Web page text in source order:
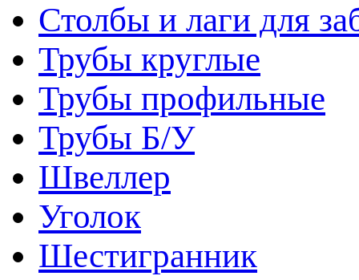
Столбы и лаги для
Трубы круглые
Трубы профильные
Трубы Б/У
Швеллер
Уголок
Шестигранник